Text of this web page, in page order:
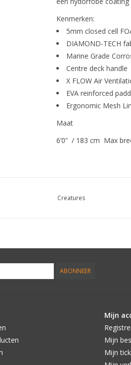
Kenmerken:
5mm closed cell
DIAMOND-TECH
Marine Grade
Centre deck handle
X FLOW Air
EVA reinforced
Ergonomic Mesh
Maat
6’0” / 183 cm Max
Creatures
ABONNEER
Mijn
Mijn
Mijn